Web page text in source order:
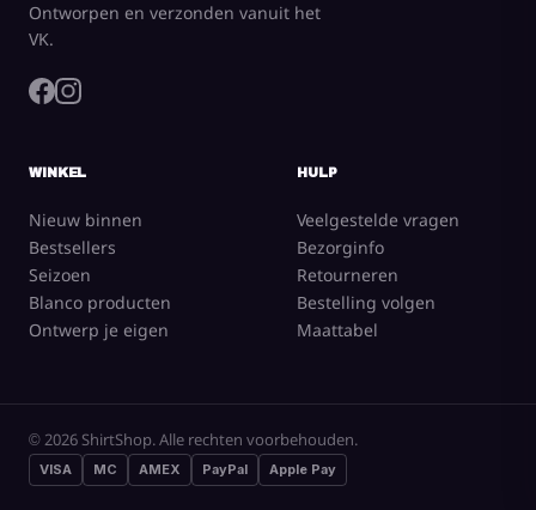
Ontworpen en verzonden vanuit het
VK.
WINKEL
Nieuw binnen
Bestsellers
Seizoen
Blanco producten
Ontwerp je eigen
HULP
Veelgestelde vragen
Bezorginfo
Retourneren
Bestelling volgen
Maattabel
© 2026 ShirtShop. Alle rechten voorbehouden.
VISA MC AMEX PayPal Apple Pay